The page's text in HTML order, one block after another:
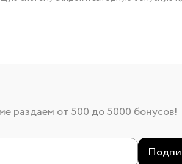
раздаем от 500 до 5000 бонусов!